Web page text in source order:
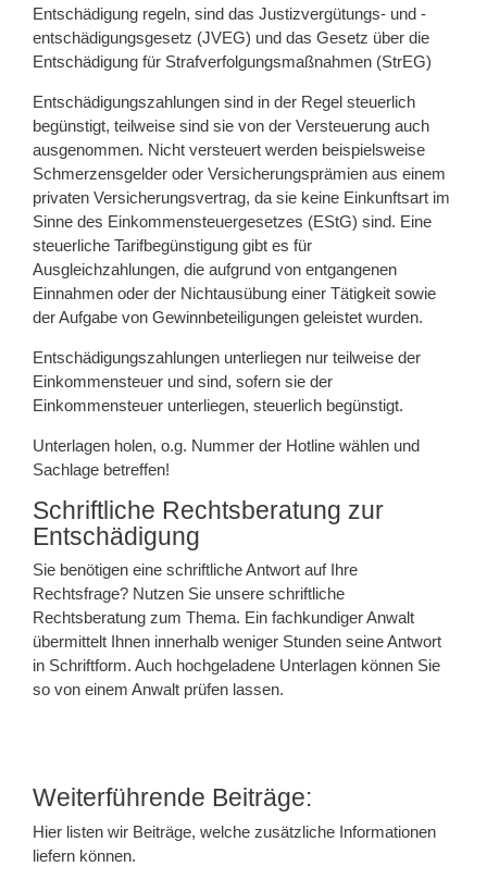
Entschädigung regeln, sind das Justizvergütungs- und -
entschädigungsgesetz (JVEG) und das Gesetz über die
Entschädigung für Strafverfolgungsmaßnahmen (StrEG)
Entschädigungszahlungen sind in der Regel steuerlich
begünstigt, teilweise sind sie von der Versteuerung auch
ausgenommen. Nicht versteuert werden beispielsweise
Schmerzensgelder oder Versicherungsprämien aus einem
privaten Versicherungsvertrag, da sie keine Einkunftsart im
Sinne des Einkommensteuergesetzes (EStG) sind. Eine
steuerliche Tarifbegünstigung gibt es für
Ausgleichzahlungen, die aufgrund von entgangenen
Einnahmen oder der Nichtausübung einer Tätigkeit sowie
der Aufgabe von Gewinnbeteiligungen geleistet wurden.
Entschädigungszahlungen unterliegen nur teilweise der
Einkommensteuer und sind, sofern sie der
Einkommensteuer unterliegen, steuerlich begünstigt.
Unterlagen holen, o.g. Nummer der Hotline wählen und
Sachlage betreffen!
Schriftliche Rechtsberatung zur
Entschädigung
Sie benötigen eine schriftliche Antwort auf Ihre
Rechtsfrage? Nutzen Sie unsere schriftliche
Rechtsberatung zum Thema. Ein fachkundiger Anwalt
übermittelt Ihnen innerhalb weniger Stunden seine Antwort
in Schriftform. Auch hochgeladene Unterlagen können Sie
so von einem Anwalt prüfen lassen.
Weiterführende Beiträge:
Hier listen wir Beiträge, welche zusätzliche Informationen
liefern können.